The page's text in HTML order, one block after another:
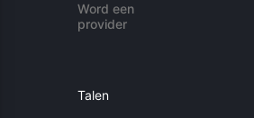
Word een
provider
Talen